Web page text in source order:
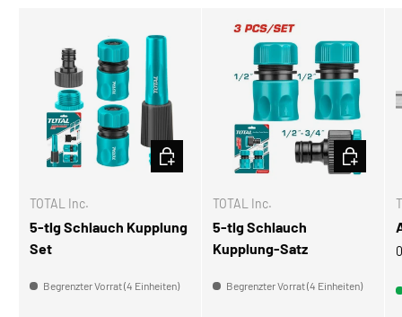
TOTAL Inc.
5-tlg Schlauch Kupplung
Set
Begrenzter Vorrat (4 Einheiten)
IN DEN WARENKORB
TOTAL Inc.
5-tlg Schlauch
Kupplung-Satz
Begrenzter Vorrat (4 Einheiten)
IN DEN